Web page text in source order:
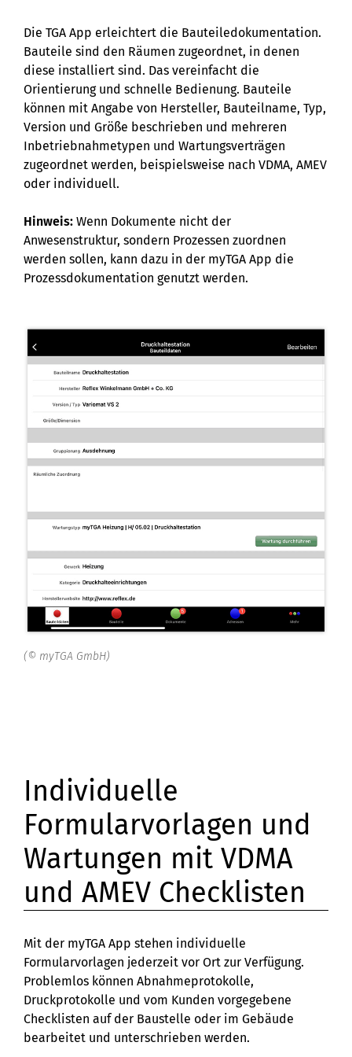
Die TGA App erleichtert die Bauteiledokumentation.
Bauteile sind den Räumen zugeordnet, in denen
diese installiert sind. Das vereinfacht die
Orientierung und schnelle Bedienung. Bauteile
können mit Angabe von Hersteller, Bauteilname, Typ,
Version und Größe beschrieben und mehreren
Inbetriebnahmetypen und Wartungsverträgen
zugeordnet werden, beispielsweise nach VDMA, AMEV
oder individuell.
Hinweis: Wenn Dokumente nicht der
Anwesenstruktur, sondern Prozessen zuordnen
werden sollen, kann dazu in der myTGA App die
Prozessdokumentation genutzt werden.
(© myTGA GmbH)
Individuelle
Formularvorlagen und
Wartungen mit VDMA
und AMEV Checklisten
Mit der myTGA App stehen individuelle
Formularvorlagen jederzeit vor Ort zur Verfügung.
Problemlos können Abnahmeprotokolle,
Druckprotokolle und vom Kunden vorgegebene
Checklisten auf der Baustelle oder im Gebäude
bearbeitet und unterschrieben werden.